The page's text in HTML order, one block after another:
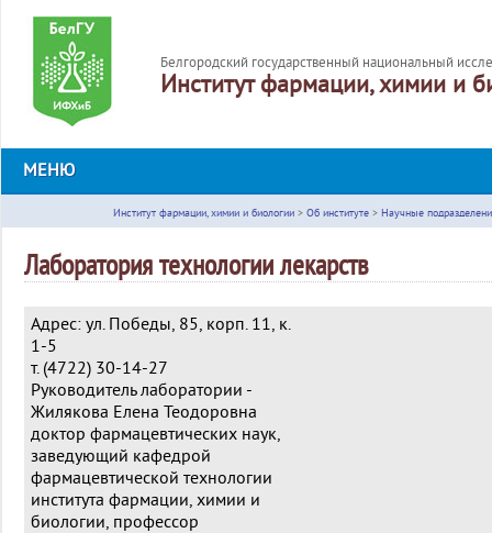
Белгородский государственный национальный
Институт фармации, химии и
МЕНЮ
Институт фармации, химии и биологии > Об институте > Научные
Лаборатория технологии лекарств
Адрес: ул. Победы, 85, корп. 11, к.
1-5
т. (4722) 30-14-27
Руководитель лаборатории -
Жилякова Елена Теодоровна
доктор фармацевтических наук,
заведующий кафедрой
фармацевтической технологии
института фармации, химии и
биологии, профессор